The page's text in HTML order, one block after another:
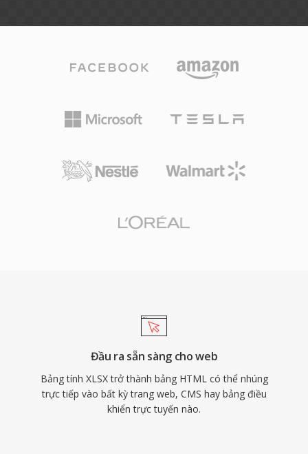
Đầu ra sẵn sàng cho web
Bảng tính XLSX trở thành bảng HTML có thể nhúng
trực tiếp vào bất kỳ trang web, CMS hay bảng điều
khiển trực tuyến nào.